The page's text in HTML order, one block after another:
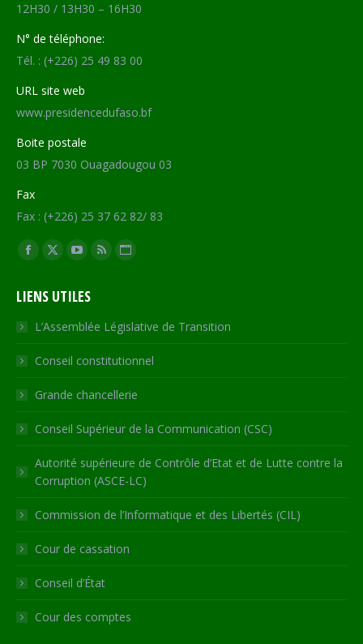
12H30 / 13H30 – 16H30
N° de téléphone:
Tél. : (+226) 25 49 83 00
URL site web
www.presidencedufaso.bf
Boite postale
03 BP 7030 Ouagadougou 03
Fax
Fax : (+226) 25 37 62 82/ 83
Trouvez nous sur :
Facebook
opens
in
new
window
X
opens
in
new
window
YouTube
opens
in
new
window
RSS
in
new
window
Site
opens
in
new
LIENS UTILES
L’Assemblée Législative de Transition
Conseil constitutionnel
Grande chancellerie
Conseil Supérieur de la Communication (CSC)
Autorité supérieure de Contrôle d’Etat et de Lutte contre la
Corruption (ASCE-LC)
Commission de l’Informatique et des Libertés (CIL)
Cour de cassation
Conseil d’État
Cour des comptes